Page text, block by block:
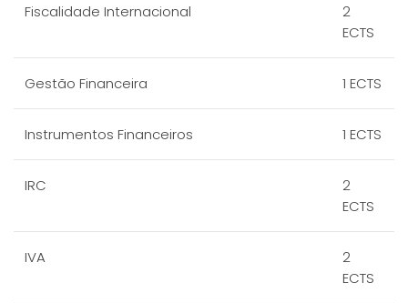
Fiscalidade Internacional
2
ECTS
Gestão Financeira 1 ECTS
Instrumentos Financeiros 1 ECTS
IRC
2
ECTS
IVA
2
ECTS